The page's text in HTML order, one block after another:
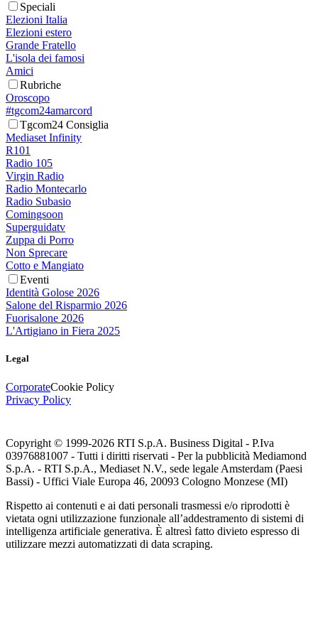
Speciali
Elezioni Italia
Elezioni estero
Grande Fratello
L'isola dei famosi
Amici
Rubriche
Oroscopo
#tgcom24amarcord
Tgcom24 Consiglia
Mediaset Infinity
R101
Radio 105
Virgin Radio
Radio Montecarlo
Radio Subasio
Comingsoon
Superguidatv
Zuppa di Porro
Non Sprecare
Cotto e Mangiato
Eventi
Identità Golose 2026
Salone del Risparmio 2026
Fuorisalone 2026
L'Artigiano in Fiera 2025
Legal
CorporateCookie Policy
Privacy Policy
Copyright © 1999-2026 RTI S.p.A. Business Digital - P.Iva
03976881007 - Tutti i diritti riservati - Per la pubblicità Mediamond
S.p.A. - RTI S.p.A., Mediaset N.V., sede legale Amsterdam (Paesi
Bassi) - Uffici Viale Europa 46, 20093 Cologno Monzese (MI)
Rispetto ai contenuti e ai dati personali trasmessi e/o riprodotti è
vietata ogni utilizzazione funzionale all’addestramento di sistemi di
intelligenza artificiale generativa. È altresì fatto divieto espresso di
utilizzare mezzi automatizzati di data scraping.